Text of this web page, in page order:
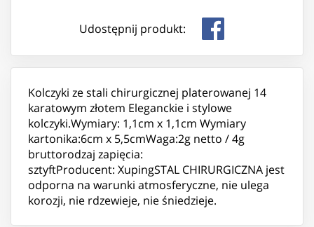
Udostępnij produkt:
Kolczyki ze stali chirurgicznej platerowanej 14
karatowym złotem Eleganckie i stylowe
kolczyki.Wymiary: 1,1cm x 1,1cm Wymiary
kartonika:6cm x 5,5cmWaga:2g netto / 4g
bruttorodzaj zapięcia:
sztyftProducent: XupingSTAL CHIRURGICZNA jest
odporna na warunki atmosferyczne, nie ulega
korozji, nie rdzewieje, nie śniedzieje.